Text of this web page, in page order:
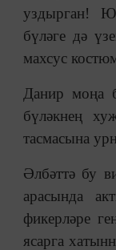
уздырган!
бүләге дә
махсус
Данир моңа
бүләкнең
тасмасына
Әлбәттә бу
арасында
фикерләре
ясарга